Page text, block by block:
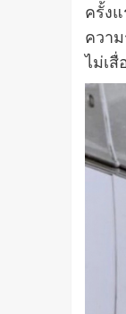
ครั้งแ
ควา
ไม่เสื่